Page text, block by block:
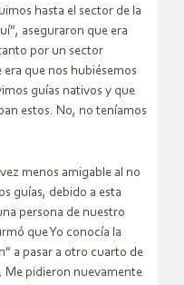
hasta el sector de la
aseguraron que era
por un sector
que nos hubiésemos
guías nativos y que
estos. No, no teníamos
menos amigable al no
guías, debido a esta
persona de nuestro
que Yo conocía la
a pasar a otro cuarto de
Me pidieron nuevamente